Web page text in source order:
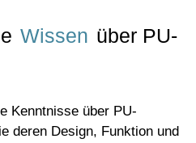
Wissen über PU-
Kenntnisse über PU-
deren Design, Funktion und